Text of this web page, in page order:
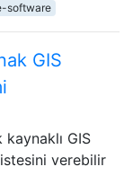
software
GIS
GIS
verebilir